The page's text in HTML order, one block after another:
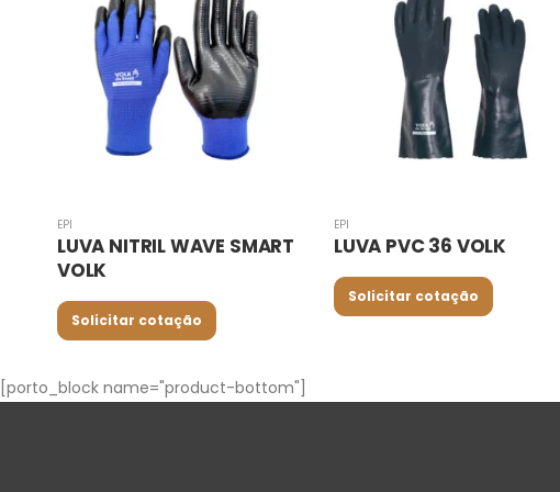
EPI
LUVA PVC 36 VOLK
EPI
BOTINA DE ELÁSTICO FLEX
Solicitar cotação
[porto_block name="product-bottom"]